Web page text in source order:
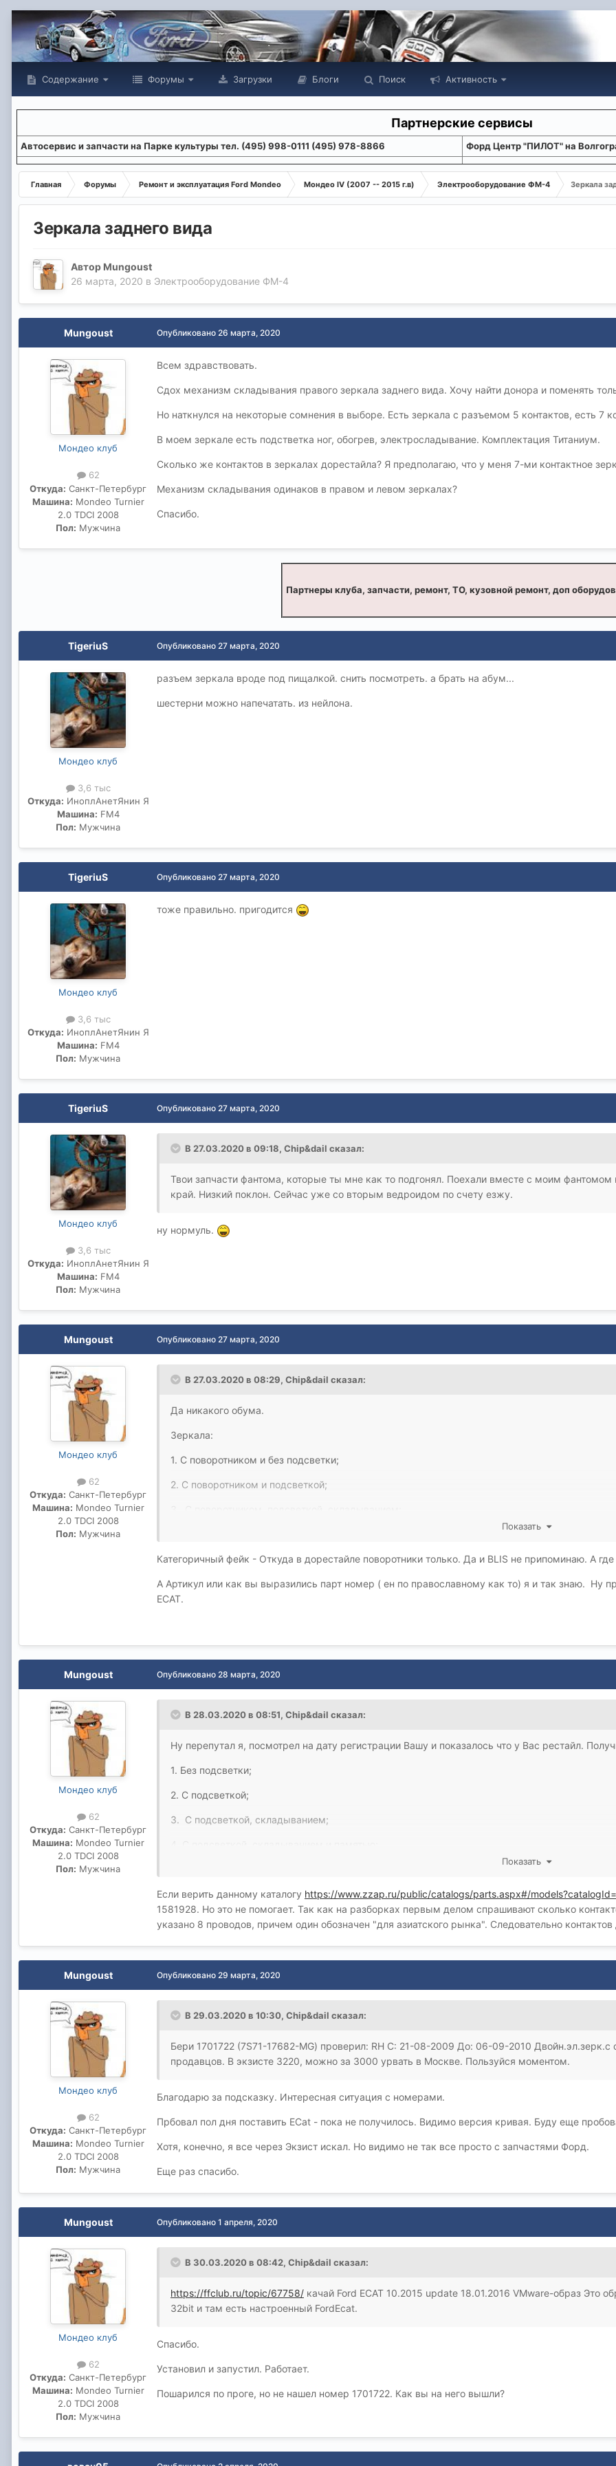
Содержание Форумы Загрузки Блоги Поиск Активность
Партнерские сервисы
Aвтосервис и запчасти на Парке культуры тел. (495) 998-0111 (495) 978-8866 Форд Центр "ПИЛОТ" на
Главная Форумы Ремонт и эксплуатация Ford Mondeo Мондео IV (2007 -- 2015 г.в) Электрооборудование ФМ-4 Зеркала
Зеркала заднего вида
Автор Mungoust
26 марта, 2020 в Электрооборудование ФМ-4
Mungoust
Мондео клуб
62
Откуда: Санкт-Петербург
Машина: Mondeo Turnier
2.0 TDCI 2008
Пол: Мужчина
Опубликовано 26 марта, 2020
Всем здравствовать.
Сдох механизм складывания правого зеркала заднего вида. Хочу найти донора и поменять
Но наткнулся на некоторые сомнения в выборе. Есть зеркала с разъемом 5 контактов, есть 7
В моем зеркале есть подстветка ног, обогрев, электросладывание. Комплектация Титаниум.
Сколько же контактов в зеркалах дорестайла? Я предполагаю, что у меня 7-ми контактное
Механизм складывания одинаков в правом и левом зеркалах?
Спасибо.
Партнеры клуба, запчасти, ремонт, ТО, кузовной ремонт, доп
TigeriuS
Мондео клуб
3,6 тыс
Откуда: ИноплАнетЯнин Я
Машина: FM4
Пол: Мужчина
Опубликовано 27 марта, 2020
разъем зеркала вроде под пищалкой. снить посмотреть. а брать на абум...
шестерни можно напечатать. из нейлона.
TigeriuS
Мондео клуб
3,6 тыс
Откуда: ИноплАнетЯнин Я
Машина: FM4
Пол: Мужчина
Опубликовано 27 марта, 2020
тоже правильно. пригодится
TigeriuS
Мондео клуб
3,6 тыс
Откуда: ИноплАнетЯнин Я
Машина: FM4
Пол: Мужчина
Опубликовано 27 марта, 2020
В 27.03.2020 в 09:18, Chip&dail сказал:
Твои запчасти фантома, которые ты мне как то подгонял. Поехали вместе с моим
край. Низкий поклон. Сейчас уже со вторым ведроидом по счету езжу.
ну нормуль.
Mungoust
Мондео клуб
62
Откуда: Санкт-Петербург
Машина: Mondeo Turnier
2.0 TDCI 2008
Пол: Мужчина
Опубликовано 27 марта, 2020
В 27.03.2020 в 08:29, Chip&dail сказал:
Да никакого обума.
Зеркала:
1. С поворотником и без подсветки;
2. С поворотником и подсветкой;
5. С поворотником, подсветкой, складыванием, BLIS;
6. С поворотником, подсветкой, складыванием, памятью, BLIS.
Показать
Категоричный фейк - Откуда в дорестайле поворотники только. Да и BLIS не припоминаю. А
А Артикул или как вы выразились парт номер ( ен по православному как то) я и так знаю. Ну
ECAT.
Mungoust
Мондео клуб
62
Откуда: Санкт-Петербург
Машина: Mondeo Turnier
2.0 TDCI 2008
Пол: Мужчина
Опубликовано 28 марта, 2020
В 28.03.2020 в 08:51, Chip&dail сказал:
Ну перепутал я, посмотрел на дату регистрации Вашу и показалось что у Вас рестайл.
1. Без подсветки;
2. С подсветкой;
3. С подсветкой, складыванием;
стоит на Вашей машине, берете инженерный код и ищите свое зеркало, если конечно
у меня, я поставил себе с памятью зеркала и менял дверные блоки. Во всем лучше
потом в результате окажется, что кто-то что то перепутал и вы купили не то. Да и
Я не вредный человек и мог бы запросто сказать, какое зеркало Вам нужно, но лучше
Показать
Если верить данному каталогу https://www.zzap.ru/public/catalogs/parts.aspx#/
1581928. Но это не помогает. Так как на разборках первым делом спрашивают сколько
указано 8 проводов, причем один обозначен "для азиатского рынка". Следовательно
Mungoust
Мондео клуб
62
Откуда: Санкт-Петербург
Машина: Mondeo Turnier
2.0 TDCI 2008
Пол: Мужчина
Опубликовано 29 марта, 2020
В 29.03.2020 в 10:30, Chip&dail сказал:
Бери 1701722 (7S71-17682-MG) проверил: RH С: 21-08-2009 До: 06-09-2010 Двойн.эл.зерк.с
продавцов. В экзисте 3220, можно за 3000 урвать в Москве. Пользуйся моментом.
Благодарю за подсказку. Интересная ситуация с номерами.
Прбовал пол дня поставить ECat - пока не получилось. Видимо версия кривая. Буду еще
Хотя, конечно, я все через Экзист искал. Но видимо не так все просто с запчастями Форд.
Еще раз спасибо.
Mungoust
Мондео клуб
62
Откуда: Санкт-Петербург
Машина: Mondeo Turnier
2.0 TDCI 2008
Пол: Мужчина
Опубликовано 1 апреля, 2020
В 30.03.2020 в 08:42, Chip&dail сказал:
https://ffclub.ru/topic/67758/ качай Ford ECAT 10.2015 update 18.01.2016 VMware-образ Это
32bit и там есть настроенный FordEcat.
Спасибо.
Установил и запустил. Работает.
Пошарился по проге, но не нашел номер 1701722. Как вы на него вышли?